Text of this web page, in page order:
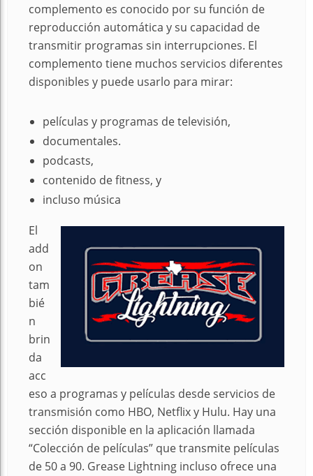
complemento es conocido por su función de
reproducción automática y su capacidad de
transmitir programas sin interrupciones. El
complemento tiene muchos servicios diferentes
disponibles y puede usarlo para mirar:
películas y programas de televisión,
documentales.
podcasts,
contenido de fitness, y
incluso música
El
add
on
tam
bié
n
brin
da
acc
eso a programas y películas desde servicios de
transmisión como HBO, Netflix y Hulu. Hay una
sección disponible en la aplicación llamada
“Colección de películas” que transmite películas
de 50 a 90. Grease Lightning incluso ofrece una